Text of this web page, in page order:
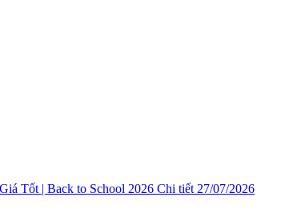
Tốt | Back to School 2026 Chi tiết 27/07/2026